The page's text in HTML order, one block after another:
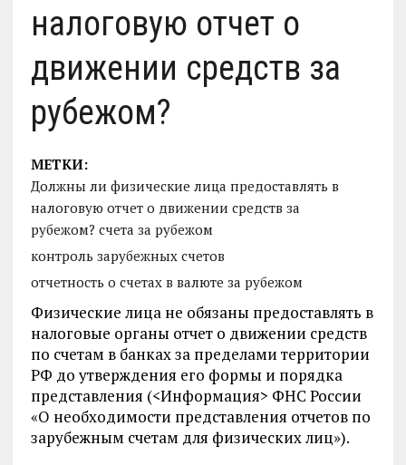
налоговую отчет о
движении средств за
рубежом?
МЕТКИ:
Должны ли физические лица предоставлять в
налоговую отчет о движении средств за
рубежом? счета за рубежом
контроль зарубежных счетов
отчетность о счетах в валюте за рубежом
Физические лица не обязаны предоставлять в
налоговые органы отчет о движении средств
по счетам в банках за пределами территории
РФ до утверждения его формы и порядка
представления (<Информация> ФНС России
«О необходимости представления отчетов по
зарубежным счетам для физических лиц»).